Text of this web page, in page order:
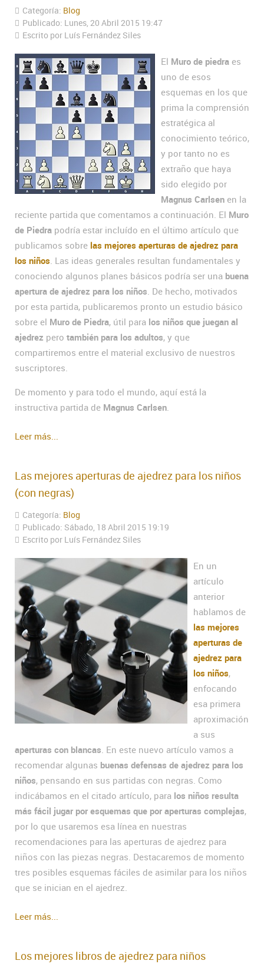
Categoría: Blog
Publicado: Lunes, 20 Abril 2015 19:47
Escrito por Luís Fernández Siles
El Muro de piedra es
uno de esos
esquemas en los que
prima la comprensión
estratégica al
conocimiento teórico,
y por tanto no es
extraño que haya
sido elegido por
Magnus Carlsen en la
reciente partida que comentamos a continuación. El Muro
de Piedra podría estar incluído en el último artículo que
publicamos sobre las mejores aperturas de ajedrez para
los niños. Las ideas generales resultan fundamentales y
conociendo algunos planes básicos podría ser una buena
apertura de ajedrez para los niños. De hecho, motivados
por esta partida, publicaremos pronto un estudio básico
sobre el Muro de Piedra, útil para los niños que juegan al
ajedrez pero también para los adultos, y que
compartiremos entre el material exclusivo de nuestros
suscriptores.
De momento y para todo el mundo, aquí está la
instructiva partida de Magnus Carlsen.
Leer más...
Las mejores aperturas de ajedrez para los niños
(con negras)
Categoría: Blog
Publicado: Sábado, 18 Abril 2015 19:19
Escrito por Luís Fernández Siles
En un
artículo
anterior
hablamos de
las mejores
aperturas de
ajedrez para
los niños,
enfocando
esa primera
aproximación
a sus
aperturas con blancas. En este nuevo artículo vamos a
recomendar algunas buenas defensas de ajedrez para los
niños, pensando en sus partidas con negras. Como
indicábamos en el citado artículo, para los niños resulta
más fácil jugar por esquemas que por aperturas complejas,
por lo que usaremos esa línea en nuestras
recomendaciones para las aperturas de ajedrez para
niños con las piezas negras. Destacaremos de momento
tres posibles esquemas fáciles de asimilar para los niños
que se inician en el ajedrez.
Leer más...
Los mejores libros de ajedrez para niños